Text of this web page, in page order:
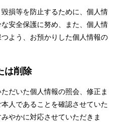
損等を防止するために、個人情
安全保護に努め、また、個人情
よう、お預かりした個人情報の
は削除
だいた個人情報の照会、修正ま
人であることを確認させていた
やかに対応させていただきま